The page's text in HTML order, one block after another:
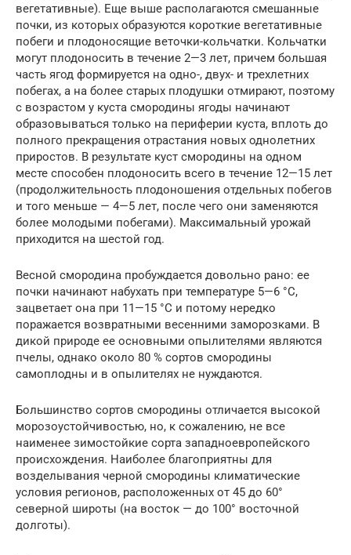
вегетативные). Еще выше располагаются смешанные
почки, из которых образуются короткие вегетативные
побеги и плодоносящие веточки-кольчатки. Кольчатки
могут плодоносить в течение 2—3 лет, причем большая
часть ягод формируется на одно-, двух- и трехлетних
побегах, a на более старых плодушки отмирают, поэтому
с возрастом у куста смородины ягоды начинают
образовываться только на периферии куста, вплоть до
полного прекращения отрастания новых однолетних
приростов. В результате куст смородины на одном
месте способен плодоносить всего в течение 12—15 лет
(продолжительность плодоношения отдельных побегов
и того меньше — 4—5 лет, после чего они заменяются
более молодыми побегами). Максимальный урожай
приходится на шестой год.
Весной смородина пробуждается довольно рано: ее
почки начинают набухать при температуре 5—6 °С,
зацветает она при 11—15 °С и потому нередко
поражается возвратными весенними заморозками. В
дикой природе ее основными опылителями являются
пчелы, однако около 80 % сортов смородины
самоплодны и в опылителях не нуждаются.
Большинство сортов смородины отличается высокой
морозоустойчивостью, но, к сожалению, не все
наименее зимостойкие сорта западноевропейского
происхождения. Наиболее благоприятны для
возделывания черной смородины климатические
условия регионов, расположенных от 45 до 60°
северной широты (на восток — до 100° восточной
долготы).